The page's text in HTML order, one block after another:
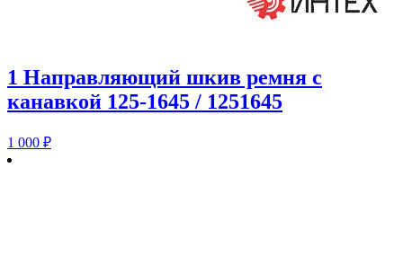
1 Направляющий шкив ремня с
канавкой 125-1645 / 1251645
1 000 ₽